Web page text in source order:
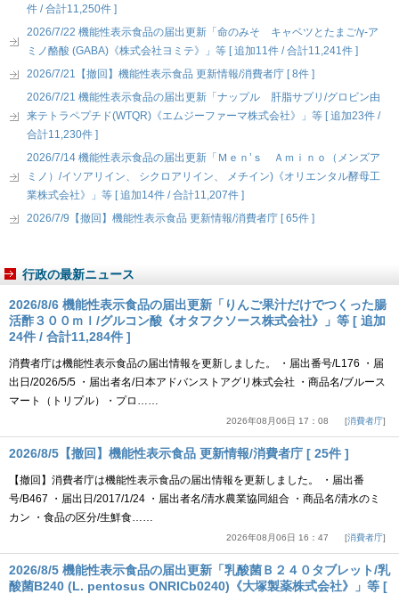
件 / 合計11,250件 ]
2026/7/22 機能性表示食品の届出更新「命のみそ キャベツとたまご/γ-ア
ミノ酪酸 (GABA)《株式会社ヨミテ》」等 [ 追加11件 / 合計11,241件 ]
2026/7/21【撤回】機能性表示食品 更新情報/消費者庁 [ 8件 ]
2026/7/21 機能性表示食品の届出更新「ナップル 肝脂サプリ/グロビン由
来テトラペプチド(WTQR)《エムジーファーマ株式会社》」等 [ 追加23件 /
合計11,230件 ]
2026/7/14 機能性表示食品の届出更新「Ｍｅｎ’ｓ Ａｍｉｎｏ（メンズア
ミノ）/イソアリイン、 シクロアリイン、 メチイン)《オリエンタル酵母工
業株式会社》」等 [ 追加14件 / 合計11,207件 ]
2026/7/9【撤回】機能性表示食品 更新情報/消費者庁 [ 65件 ]
行政の最新ニュース
2026/8/6 機能性表示食品の届出更新「りんご果汁だけでつくった腸
活酢３００ｍｌ/グルコン酸《オタフクソース株式会社》」等 [ 追加
24件 / 合計11,284件 ]
消費者庁は機能性表示食品の届出情報を更新しました。 ・届出番号/L176 ・届
出日/2026/5/5 ・届出者名/日本アドバンストアグリ株式会社 ・商品名/ブルース
マート（トリプル）・プロ……
2026年08月06日 17：08 消費者庁
2026/8/5【撤回】機能性表示食品 更新情報/消費者庁 [ 25件 ]
【撤回】消費者庁は機能性表示食品の届出情報を更新しました。 ・届出番
号/B467 ・届出日/2017/1/24 ・届出者名/清水農業協同組合 ・商品名/清水のミ
カン ・食品の区分/生鮮食……
2026年08月06日 16：47 消費者庁
2026/8/5 機能性表示食品の届出更新「乳酸菌Ｂ２４０タブレット/乳
酸菌B240 (L. pentosus ONRICb0240)《大塚製薬株式会社》」等 [